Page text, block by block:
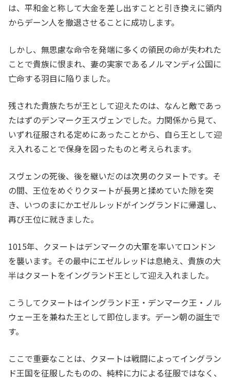
は、平和金と称して大金を差し出すことと引き換えに領内
からデーン人を撤退させることに成功します。
しかし、無思慮な命令を発端に多くの領民の命が失われた
ことで貴族に恨まれ、妻の実家であるノルマンディ公国に
亡命する羽目に陥りました。
残された貴族たちが王として迎えたのは、なんと敵であっ
たはずのデンマーク王スヴェンでした。力関係から見て、
いずれ征服される定めにあったことから、自ら王として迎
え入れることで保身を図ったものと考えられます。
スヴェンの死後、後を継いだのは次男のクヌートです。そ
の間、王位をめぐりクヌートが長男と揉めていた隙を突
き、いつのまにかエゼルレッドがイングランドに帰還し、
再び王位に就きました。
1015年、クヌートはデンマークの大軍を率いてロンドン
を襲います。その最中にエゼルレッドは息絶え、貴族の大
半はクヌートをイングランド王として迎え入れました。
こうしてクヌートはイングランド王・デンマーク王・ノル
ウェー王を兼ねた王として即位します。デーン朝の誕生で
す。
ここで重要なことは、クヌートは戦闘によってイングラン
ド王国を征服したものの、純粋に力による征服ではなく、